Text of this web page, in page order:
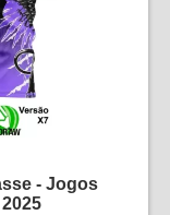
- Jogos